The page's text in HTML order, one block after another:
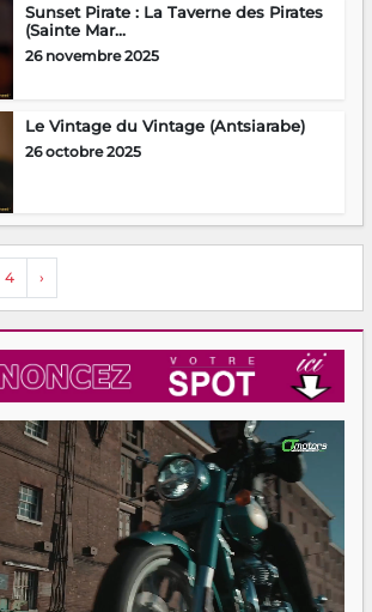
Sunset Pirate : La Taverne des Pirates
(Sainte Mar...
26 novembre 2025
Le Vintage du Vintage (Antsiarabe)
26 octobre 2025
4 ›